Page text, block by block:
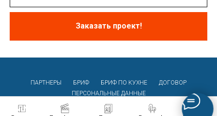
Заказать проект!
ПАРТНЕРЫ БРИФ БРИФ ПО КУХНЕ
ДОГОВОР
ПЕРСОНАЛЬНЫЕ ДАННЫЕ